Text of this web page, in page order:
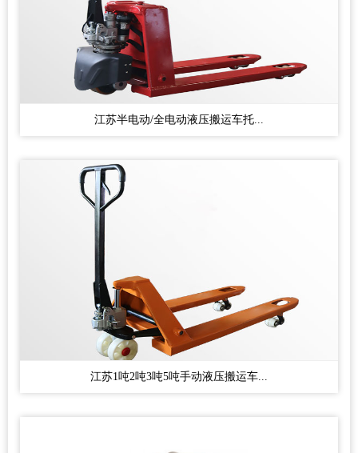
江苏半电动/全电动液压搬运车托...
江苏1吨2吨3吨5吨手动液压搬运车...